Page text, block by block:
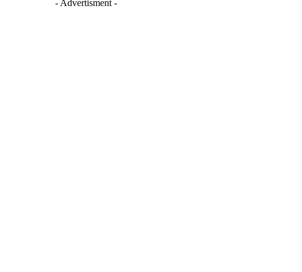
- Advertisment -